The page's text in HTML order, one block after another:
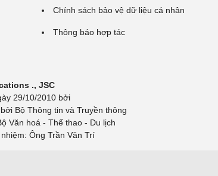
Chính sách bảo vệ dữ liệu cá nhân
Thông báo hợp tác
., JSC
29/10/2010 bởi
Bộ Thông tin và Truyền thông
Văn hoá - Thể thao - Du lịch
Ông Trần Văn Trí